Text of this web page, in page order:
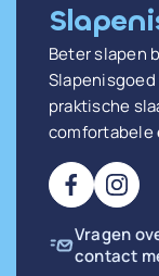
Beter slapen
praktische
comfortabele
Vragen
contact